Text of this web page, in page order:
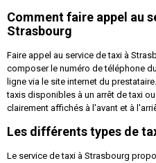
Comment faire appel au
Strasbourg
Faire appel au service de taxi à
composer le numéro de téléphone
ligne via le site internet du
taxis disponibles à un arrêt de taxi
clairement affichés à l'avant et à
Les différents types de
Le service de taxi à Strasbourg